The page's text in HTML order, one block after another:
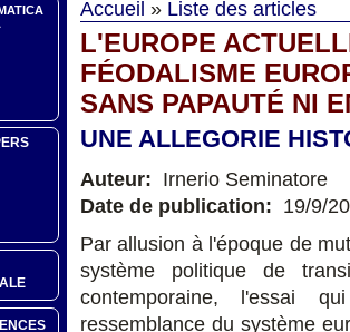
Accueil » Liste des articles
L'EUROPE
FÉODALISME
SANS PAPAUTÉ NI
UNE ALLEGORIE
Auteur: Irnerio Seminatore
Date de publication: 19/9/
Par allusion à l'époque de
système politique de
contemporaine, l'essai
ressemblance du système